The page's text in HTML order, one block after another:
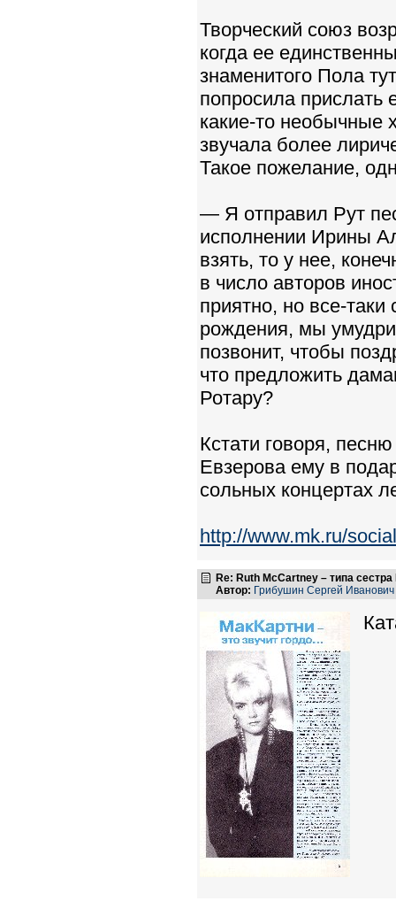
Творческий союз
когда ее
знаменитого Пола
попросила прислать
какие-то необычные
звучала более
Такое пожелание,
— Я отправил Рут
исполнении Ирины
взять, то у нее,
в число авторов
приятно, но все-
рождения, мы
позвонит, чтобы
что предложить
Ротару?
Кстати говоря,
Евзерова ему в
сольных концертах
http://www.mk.ru/
Re: Ruth McCartney – типа сестра
Автор: Грибушин Сергей Иванович